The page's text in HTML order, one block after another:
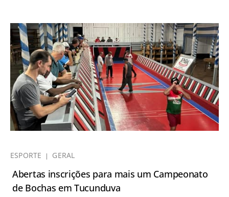
ESPORTE GERAL
Abertas inscrições para mais um Campeonato
de Bochas em Tucunduva